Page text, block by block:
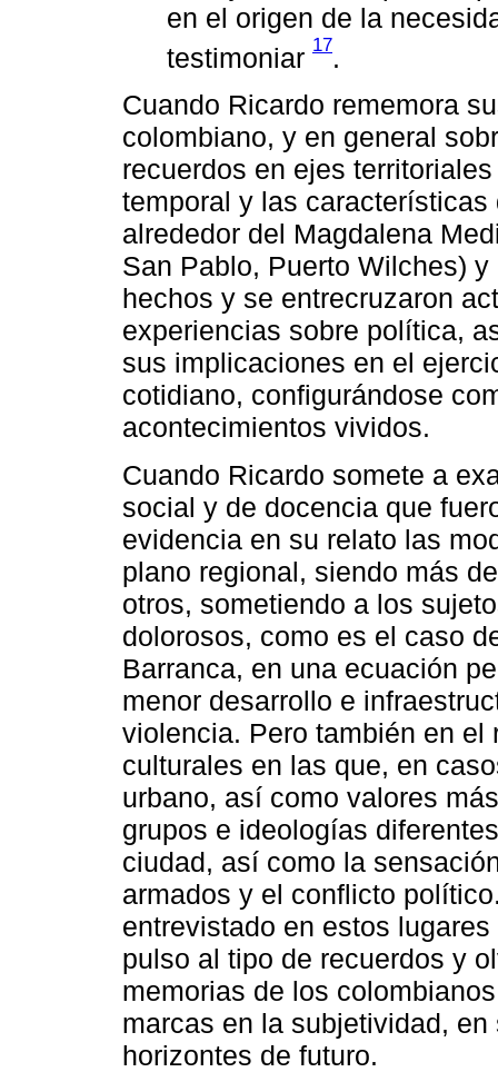
en el origen de la
testimoniar 17.
Cuando Ricardo rememora
colombiano, y en general
recuerdos en ejes
temporal y las
alrededor del Magdalena
San Pablo, Puerto Wilches)
hechos y se entrecruzaron
experiencias sobre política,
sus implicaciones en el
cotidiano, configurándose
acontecimientos vividos.
Cuando Ricardo somete a
social y de docencia que
evidencia en su relato las
plano regional, siendo más
otros, sometiendo a los
dolorosos, como es el caso
Barranca, en una ecuación
menor desarrollo e
violencia. Pero también en el
culturales en las que, en
urbano, así como valores
grupos e ideologías
ciudad, así como la
armados y el conflicto
entrevistado en estos
pulso al tipo de recuerdos y
memorias de los
marcas en la subjetividad,
horizontes de futuro.